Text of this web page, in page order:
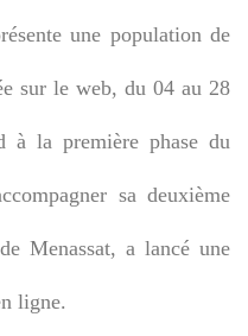
une population de
sur le web, du 04 au 28
à la première phase du
sa deuxième
Menassat, a lancé une
ligne.